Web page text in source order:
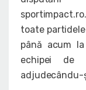
toate
până acum
echipei de
adjudecându-